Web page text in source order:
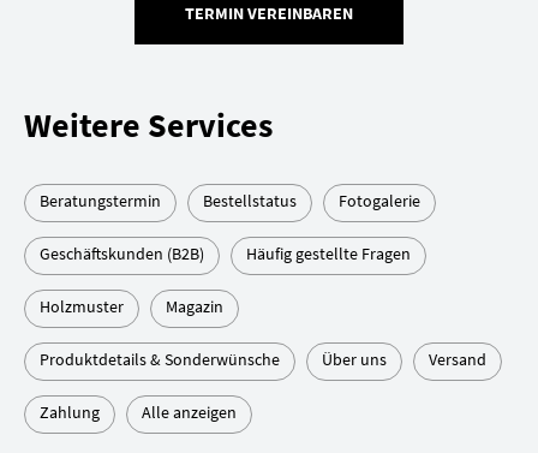
TERMIN VEREINBAREN
Weitere Services
Beratungstermin Bestellstatus Fotogalerie
Geschäftskunden (B2B) Häufig gestellte Fragen
Holzmuster Magazin
Produktdetails & Sonderwünsche Über uns Versand
Zahlung Alle anzeigen